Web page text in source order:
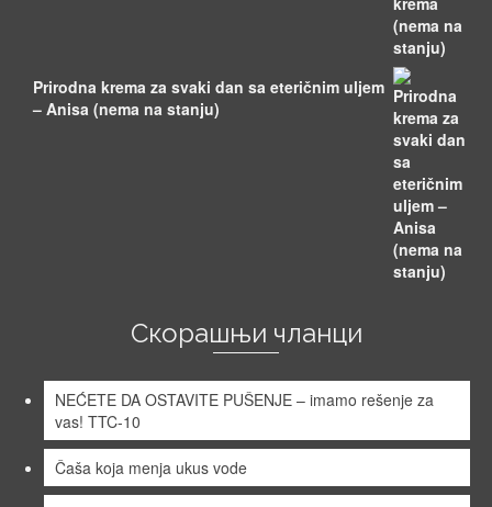
Prirodna krema za svaki dan sa eteričnim uljem
– Anisa (nema na stanju)
Скорашњи чланци
NEĆETE DA OSTAVITE PUŠENJE – imamo rešenje za
vas! TTC-10
Čaša koja menja ukus vode